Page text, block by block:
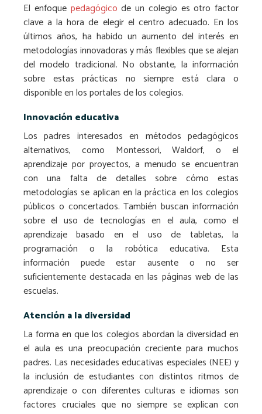
El enfoque pedagógico de un colegio es otro factor
clave a la hora de elegir el centro adecuado. En los
últimos años, ha habido un aumento del interés en
metodologías innovadoras y más flexibles que se alejan
del modelo tradicional. No obstante, la información
sobre estas prácticas no siempre está clara o
disponible en los portales de los colegios.
Innovación educativa
Los padres interesados en métodos pedagógicos
alternativos, como Montessori, Waldorf, o el
aprendizaje por proyectos, a menudo se encuentran
con una falta de detalles sobre cómo estas
metodologías se aplican en la práctica en los colegios
públicos o concertados. También buscan información
sobre el uso de tecnologías en el aula, como el
aprendizaje basado en el uso de tabletas, la
programación o la robótica educativa. Esta
información puede estar ausente o no ser
suficientemente destacada en las páginas web de las
escuelas.
Atención a la diversidad
La forma en que los colegios abordan la diversidad en
el aula es una preocupación creciente para muchos
padres. Las necesidades educativas especiales (NEE) y
la inclusión de estudiantes con distintos ritmos de
aprendizaje o con diferentes culturas e idiomas son
factores cruciales que no siempre se explican con